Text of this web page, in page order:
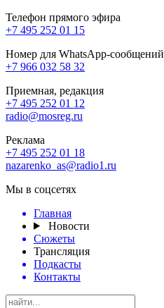
Телефон прямого эфира
+7 495 252 01 15
Номер для WhatsApp-сообщений
+7 966 032 58 32
Приемная, редакция
+7 495 252 01 12
radio@mosreg.ru
Реклама
+7 495 252 01 18
nazarenko_as@radio1.ru
Мы в соцсетях
Главная
Новости
Сюжеты
Трансляция
Подкасты
Контакты